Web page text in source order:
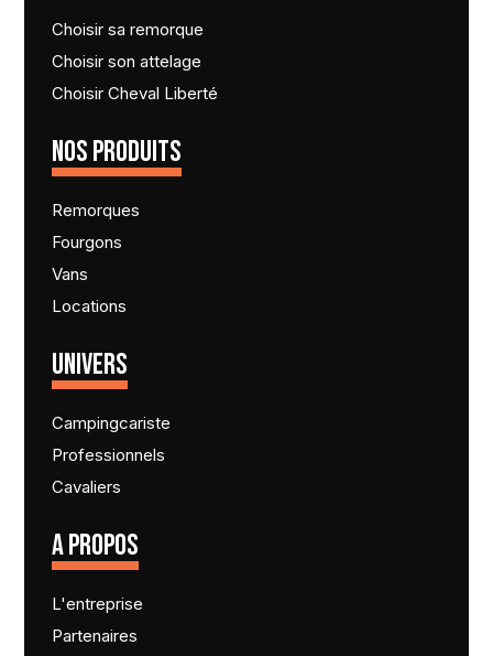
Choisir sa remorque
Choisir son attelage
Choisir Cheval Liberté
NOS PRODUITS
Remorques
Fourgons
Vans
Locations
UNIVERS
Campingcariste
Professionnels
Cavaliers
A PROPOS
L'entreprise
Partenaires